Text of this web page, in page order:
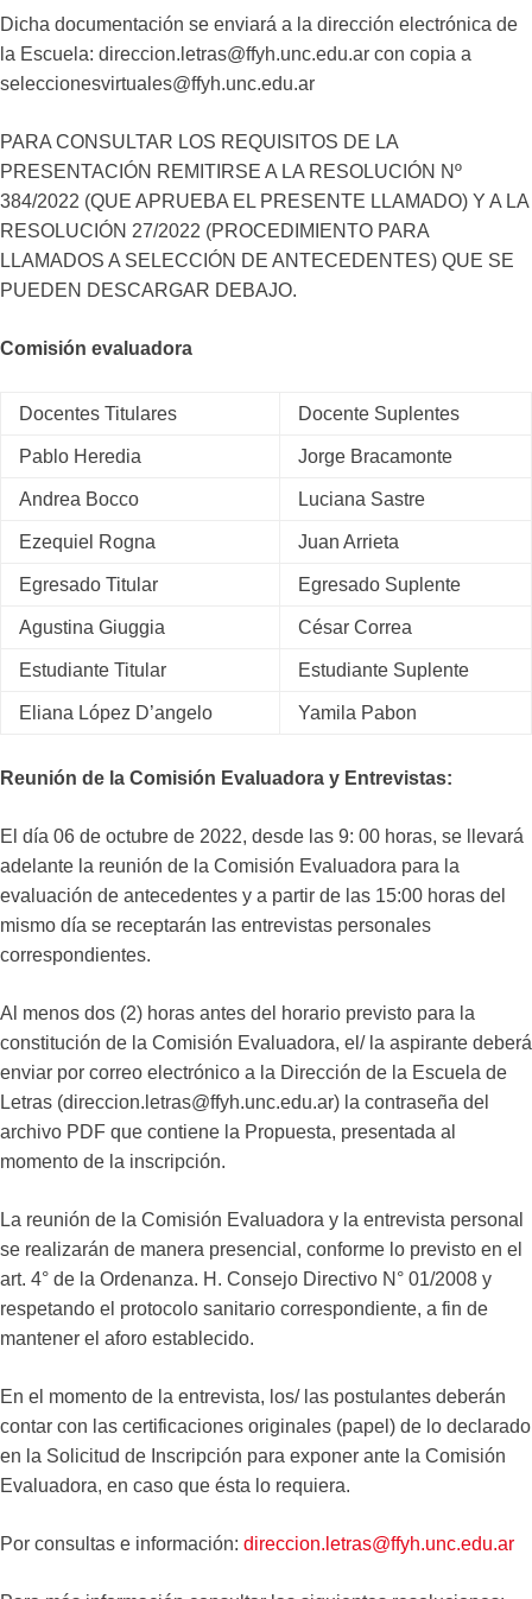
Dicha documentación se enviará a la dirección electrónica de
la Escuela: direccion.letras@ffyh.unc.edu.ar con copia a
seleccionesvirtuales@ffyh.unc.edu.ar
PARA CONSULTAR LOS REQUISITOS DE LA
PRESENTACIÓN REMITIRSE A LA RESOLUCIÓN Nº
384/2022 (QUE APRUEBA EL PRESENTE LLAMADO) Y A LA
RESOLUCIÓN 27/2022 (PROCEDIMIENTO PARA
LLAMADOS A SELECCIÓN DE ANTECEDENTES) QUE SE
PUEDEN DESCARGAR DEBAJO.
Comisión evaluadora
Docentes Titulares Docente Suplentes
Pablo Heredia Jorge Bracamonte
Andrea Bocco Luciana Sastre
Ezequiel Rogna Juan Arrieta
Egresado Titular Egresado Suplente
Agustina Giuggia César Correa
Estudiante Titular Estudiante Suplente
Eliana López D’angelo Yamila Pabon
Reunión de la Comisión Evaluadora y Entrevistas:
El día 06 de octubre de 2022, desde las 9: 00 horas, se llevará
adelante la reunión de la Comisión Evaluadora para la
evaluación de antecedentes y a partir de las 15:00 horas del
mismo día se receptarán las entrevistas personales
correspondientes.
Al menos dos (2) horas antes del horario previsto para la
constitución de la Comisión Evaluadora, el/ la aspirante deberá
enviar por correo electrónico a la Dirección de la Escuela de
Letras (direccion.letras@ffyh.unc.edu.ar) la contraseña del
archivo PDF que contiene la Propuesta, presentada al
momento de la inscripción.
La reunión de la Comisión Evaluadora y la entrevista personal
se realizarán de manera presencial, conforme lo previsto en el
art. 4° de la Ordenanza. H. Consejo Directivo N° 01/2008 y
respetando el protocolo sanitario correspondiente, a fin de
mantener el aforo establecido.
En el momento de la entrevista, los/ las postulantes deberán
contar con las certificaciones originales (papel) de lo declarado
en la Solicitud de Inscripción para exponer ante la Comisión
Evaluadora, en caso que ésta lo requiera.
Por consultas e información: direccion.letras@ffyh.unc.edu.ar